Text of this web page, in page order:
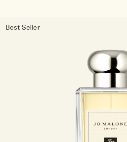
Best Seller